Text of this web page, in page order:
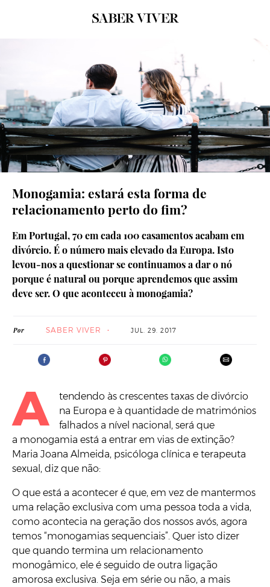
Monogamia: estará esta forma de
relacionamento perto do fim?
Em Portugal, 70 em cada 100 casamentos acabam em
divórcio. É o número mais elevado da Europa. Isto
levou-nos a questionar se continuamos a dar o nó
porque é natural ou porque aprendemos que assim
deve ser. O que aconteceu à monogamia?
Por SABER VIVER JUL. 29. 2017
A
tendendo às crescentes taxas de divórcio
na Europa e à quantidade de matrimónios
falhados a nível nacional, será que
a monogamia está a entrar em vias de extinção?
Maria Joana Almeida, psicóloga clínica e terapeuta
sexual, diz que não:
O que está a acontecer é que, em vez de mantermos
uma relação exclusiva com uma pessoa toda a vida,
como acontecia na geração dos nossos avós, agora
temos “monogamias sequenciais”. Quer isto dizer
que quando termina um relacionamento
monogâmico, ele é seguido de outra ligação
amorosa exclusiva. Seja em série ou não, a mais